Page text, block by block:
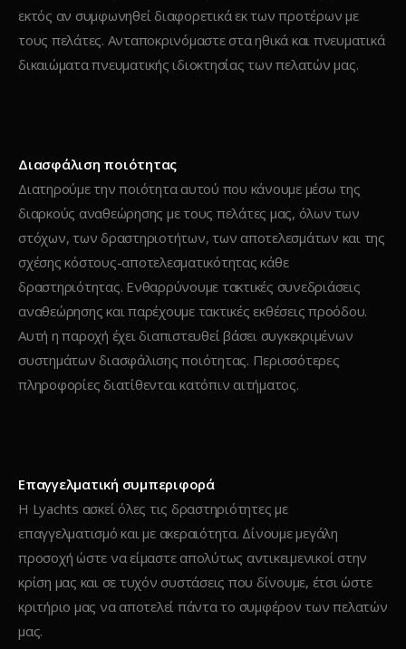
εκτός αν συμφωνηθεί διαφορετικά εκ των προτέρων με
τους πελάτες. Ανταποκρινόμαστε στα ηθικά και πνευματικά
δικαιώματα πνευματικής ιδιοκτησίας των πελατών μας.
Διασφάλιση ποιότητας
Διατηρούμε την ποιότητα αυτού που κάνουμε μέσω της
διαρκούς αναθεώρησης με τους πελάτες μας, όλων των
στόχων, των δραστηριοτήτων, των αποτελεσμάτων και της
σχέσης κόστους-αποτελεσματικότητας κάθε
δραστηριότητας. Ενθαρρύνουμε τακτικές συνεδριάσεις
αναθεώρησης και παρέχουμε τακτικές εκθέσεις προόδου.
Αυτή η παροχή έχει διαπιστευθεί βάσει συγκεκριμένων
συστημάτων διασφάλισης ποιότητας. Περισσότερες
πληροφορίες διατίθενται κατόπιν αιτήματος.
Επαγγελματική συμπεριφορά
H Lyachts ασκεί όλες τις δραστηριότητες με
επαγγελματισμό και με ακεραιότητα. Δίνουμε μεγάλη
προσοχή ώστε να είμαστε απολύτως αντικειμενικοί στην
κρίση μας και σε τυχόν συστάσεις που δίνουμε, έτσι ώστε
κριτήριο μας να αποτελεί πάντα το συμφέρον των πελατών
μας.